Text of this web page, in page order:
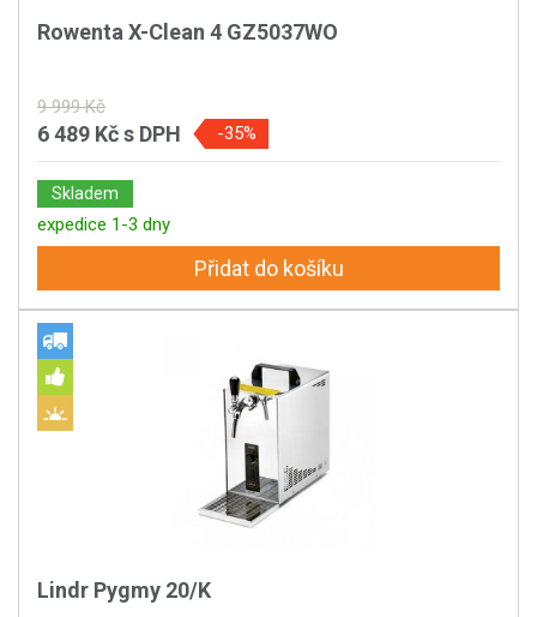
Rowenta X-Clean 4 GZ5037WO
9 999 Kč
6 489 Kčs DPH -35%
Skladem
expedice 1-3 dny
Přidat do košíku
Lindr Pygmy 20/K